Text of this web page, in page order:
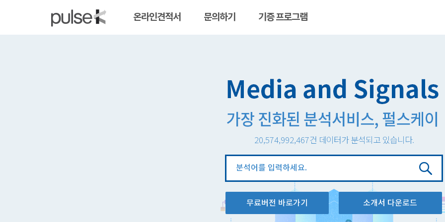
온라인견적서 문의하기 기증 프로그램
20,574,992,467건 데이터가 분석되고 있습니다.
석
창
무료버전 바로가기 소개서 다운로드